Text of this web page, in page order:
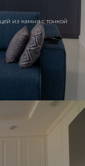
из камня с тонкой